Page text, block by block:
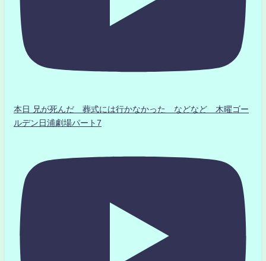
本日 兄が死んだ 葬式には行かなかった などなど 木曜ゴー
ルデン日浦劇場パート7